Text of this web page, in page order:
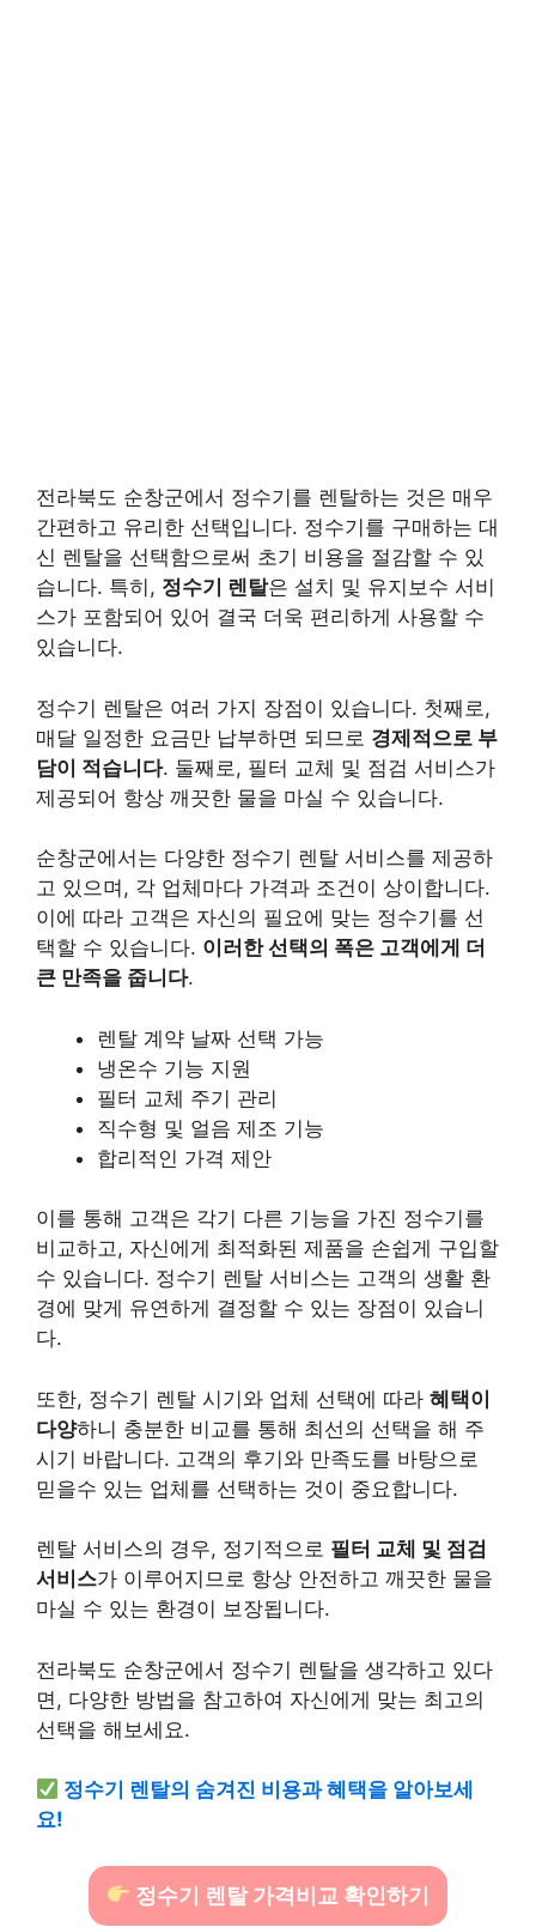
전라북도 순창군에서 정수기를 렌탈하는 것은 매우
간편하고 유리한 선택입니다. 정수기를 구매하는 대
신 렌탈을 선택함으로써 초기 비용을 절감할 수 있
습니다. 특히, 정수기 렌탈은 설치 및 유지보수 서비
스가 포함되어 있어 결국 더욱 편리하게 사용할 수
있습니다.
정수기 렌탈은 여러 가지 장점이 있습니다. 첫째로,
매달 일정한 요금만 납부하면 되므로 경제적으로 부
담이 적습니다. 둘째로, 필터 교체 및 점검 서비스가
제공되어 항상 깨끗한 물을 마실 수 있습니다.
순창군에서는 다양한 정수기 렌탈 서비스를 제공하
고 있으며, 각 업체마다 가격과 조건이 상이합니다.
이에 따라 고객은 자신의 필요에 맞는 정수기를 선
택할 수 있습니다. 이러한 선택의 폭은 고객에게 더
큰 만족을 줍니다.
렌탈 계약 날짜 선택 가능
냉온수 기능 지원
필터 교체 주기 관리
직수형 및 얼음 제조 기능
합리적인 가격 제안
이를 통해 고객은 각기 다른 기능을 가진 정수기를
비교하고, 자신에게 최적화된 제품을 손쉽게 구입할
수 있습니다. 정수기 렌탈 서비스는 고객의 생활 환
경에 맞게 유연하게 결정할 수 있는 장점이 있습니
다.
또한, 정수기 렌탈 시기와 업체 선택에 따라 혜택이
다양하니 충분한 비교를 통해 최선의 선택을 해 주
시기 바랍니다. 고객의 후기와 만족도를 바탕으로
믿을수 있는 업체를 선택하는 것이 중요합니다.
렌탈 서비스의 경우, 정기적으로 필터 교체 및 점검
서비스가 이루어지므로 항상 안전하고 깨끗한 물을
마실 수 있는 환경이 보장됩니다.
전라북도 순창군에서 정수기 렌탈을 생각하고 있다
면, 다양한 방법을 참고하여 자신에게 맞는 최고의
선택을 해보세요.
정수기 렌탈의 숨겨진 비용과 혜택을 알아보세
요!
정수기 렌탈 가격비교 확인하기